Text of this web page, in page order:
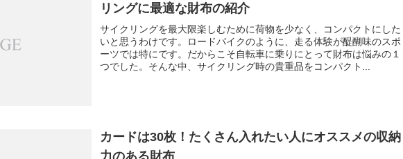
リングに最適な財布の紹介
サイクリングを最大限楽しむために荷物を少なく、コンパクトにした
いと思うわけです。ロードバイクのように、走る体験が醍醐味のスポ
ーツでは特にです。だからこそ自転車に乗りにとって財布は悩みの１
つでした。そんな中、サイクリング時の貴重品をコンパクト...
カードは30枚！たくさん入れたい人にオススメの収納
力のある財布